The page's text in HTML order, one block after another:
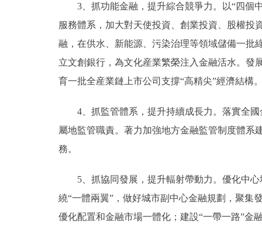
3、抓功能金融，提升綜合競爭力。以“四個中
服務體系，加大對天使投資、創業投資、股權
融，在供水、新能源、污染治理等領域儲備一批
立文創銀行，為文化産業繁榮注入金融活水。發
育一批全産業鏈上市公司支撐“高精尖”經濟結構
4、抓監管體系，提升持續成長力。落實全國
屬地監管職責。著力加強地方金融監管制度體系
務。
5、抓協同發展，提升輻射帶動力。優化中心
繞“一體兩翼”，做好城市副中心金融規劃，聚集
優化配置和金融市場一體化；建設“一帶一路”金